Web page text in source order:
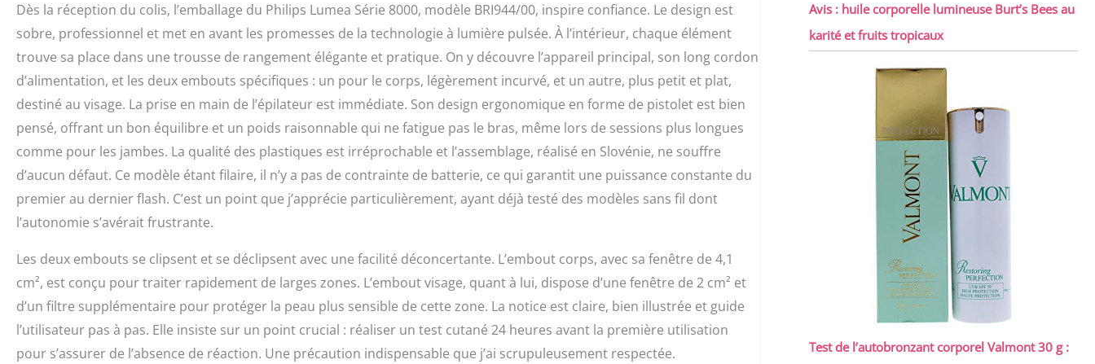
efficace et douce. Formule basée sur plus de 20 ans de recherche et
développement Inspiré des salons professionnels : développé en collaboration
avec des experts, l'épilateur à lumière pulsée Philips Lumea a été testé sur plus de
3 000 femmes Le kit comprend : 1 épilateur à lumière pulsée Philips Lumea série
8000 (BRI944/00), 2 embouts pour corps et visage, 1 trousse de rangement, 1
adaptateur, 1 chiffon de nettoyage
Dès la réception du colis, l’emballage du Philips Lumea Série 8000, modèle BRI944/00, inspire confiance. Le design est
sobre, professionnel et met en avant les promesses de la technologie à lumière pulsée. À l’intérieur, chaque élément
trouve sa place dans une trousse de rangement élégante et pratique. On y découvre l’appareil principal, son long cordon
d’alimentation, et les deux embouts spécifiques : un pour le corps, légèrement incurvé, et un autre, plus petit et plat,
destiné au visage. La prise en main de l’épilateur est immédiate. Son design ergonomique en forme de pistolet est bien
pensé, offrant un bon équilibre et un poids raisonnable qui ne fatigue pas le bras, même lors de sessions plus longues
comme pour les jambes. La qualité des plastiques est irréprochable et l’assemblage, réalisé en Slovénie, ne souffre
d’aucun défaut. Ce modèle étant filaire, il n’y a pas de contrainte de batterie, ce qui garantit une puissance constante du
premier au dernier flash. C’est un point que j’apprécie particulièrement, ayant déjà testé des modèles sans fil dont
l’autonomie s’avérait frustrante.
Les deux embouts se clipsent et se déclipsent avec une facilité déconcertante. L’embout corps, avec sa fenêtre de 4,1
cm², est conçu pour traiter rapidement de larges zones. L’embout visage, quant à lui, dispose d’une fenêtre de 2 cm² et
d’un filtre supplémentaire pour protéger la peau plus sensible de cette zone. La notice est claire, bien illustrée et guide
l’utilisateur pas à pas. Elle insiste sur un point crucial : réaliser un test cutané 24 heures avant la première utilisation
pour s’assurer de l’absence de réaction. Une précaution indispensable que j’ai scrupuleusement respectée.
Avis : huile corporelle lumineuse Burt’s Bees au
karité et fruits tropicaux
Test de l’autobronzant corporel Valmont 30 g :